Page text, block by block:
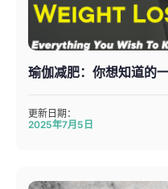
瑜伽减肥：你想知道的
更新日期：
2025年7月5日